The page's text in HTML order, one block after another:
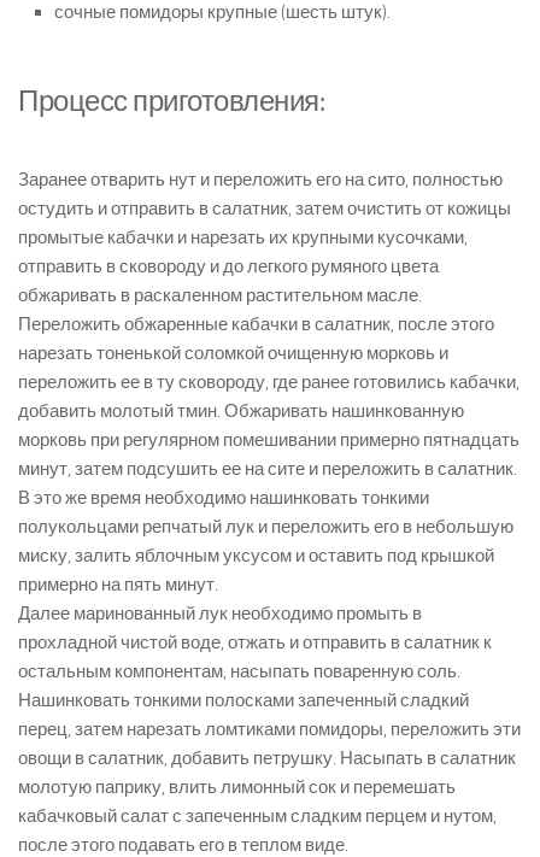
сочные помидоры крупные (шесть штук).
Процесс приготовления:
Заранее отварить нут и переложить его на сито, полностью
остудить и отправить в салатник, затем очистить от кожицы
промытые кабачки и нарезать их крупными кусочками,
отправить в сковороду и до легкого румяного цвета
обжаривать в раскаленном растительном масле.
Переложить обжаренные кабачки в салатник, после этого
нарезать тоненькой соломкой очищенную морковь и
переложить ее в ту сковороду, где ранее готовились кабачки,
добавить молотый тмин. Обжаривать нашинкованную
морковь при регулярном помешивании примерно пятнадцать
минут, затем подсушить ее на сите и переложить в салатник.
В это же время необходимо нашинковать тонкими
полукольцами репчатый лук и переложить его в небольшую
миску, залить яблочным уксусом и оставить под крышкой
примерно на пять минут.
Далее маринованный лук необходимо промыть в
прохладной чистой воде, отжать и отправить в салатник к
остальным компонентам, насыпать поваренную соль.
Нашинковать тонкими полосками запеченный сладкий
перец, затем нарезать ломтиками помидоры, переложить эти
овощи в салатник, добавить петрушку. Насыпать в салатник
молотую паприку, влить лимонный сок и перемешать
кабачковый салат с запеченным сладким перцем и нутом,
после этого подавать его в теплом виде.